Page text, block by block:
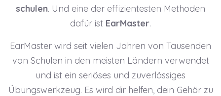
schulen. Und eine der effizientesten Methoden
dafür ist EarMaster.
EarMaster wird seit vielen Jahren von Tausenden
von Schulen in den meisten Ländern verwendet
und ist ein seriöses und zuverlässiges
Übungswerkzeug. Es wird dir helfen, dein Gehör zu